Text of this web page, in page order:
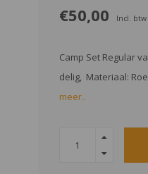
€50,00 Incl. btw
Camp Set Regular
delig, Materiaal:
meer..